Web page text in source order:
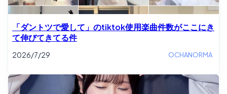
「ダントツで愛して」のtiktok使用楽曲件数がここにき
て伸びてきてる件
2026/7/29 OCHANORMA